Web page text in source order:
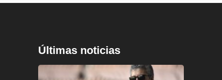
Últimas noticias